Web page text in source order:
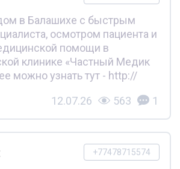
в Балашихе с быстрым
осмотром пациента и
помощи в
клинике «Частный Медик
можно узнать тут - http://
12.07.26 563 1
+77478715574